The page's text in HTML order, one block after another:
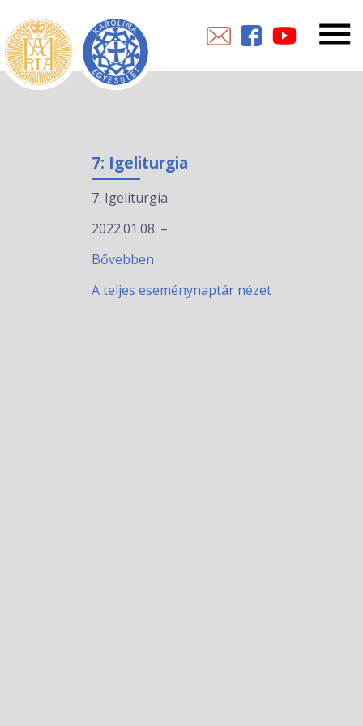
7: Igeliturgia
7: Igeliturgia
2022.01.08. –
Bővebben
A teljes eseménynaptár nézet